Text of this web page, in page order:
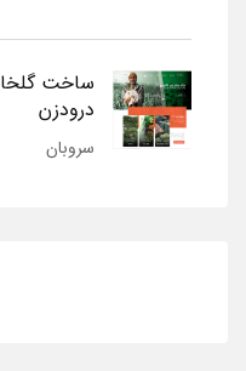
ساخت
درودزن
سروبان